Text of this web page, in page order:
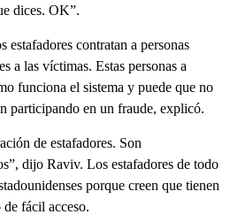
dices. OK”.
estafadores contratan a personas
a las víctimas. Estas personas a
funciona el sistema y puede que no
participando en un fraude, explicó.
de estafadores. Son
dijo Raviv. Los estafadores de todo
porque creen que tienen
fácil acceso.